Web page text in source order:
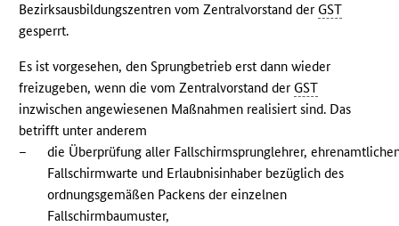
Bezirksausbildungszentren vom Zentralvorstand der GST
gesperrt.
Es ist vorgesehen, den Sprungbetrieb erst dann wieder
freizugeben, wenn die vom Zentralvorstand der GST
inzwischen angewiesenen Maßnahmen realisiert sind. Das
betrifft unter anderem
–
die Überprüfung aller Fallschirmsprunglehrer,
Fallschirmwarte und Erlaubnisinhaber bezüglich des
ordnungsgemäßen Packens der einzelnen
Fallschirmbaumuster,